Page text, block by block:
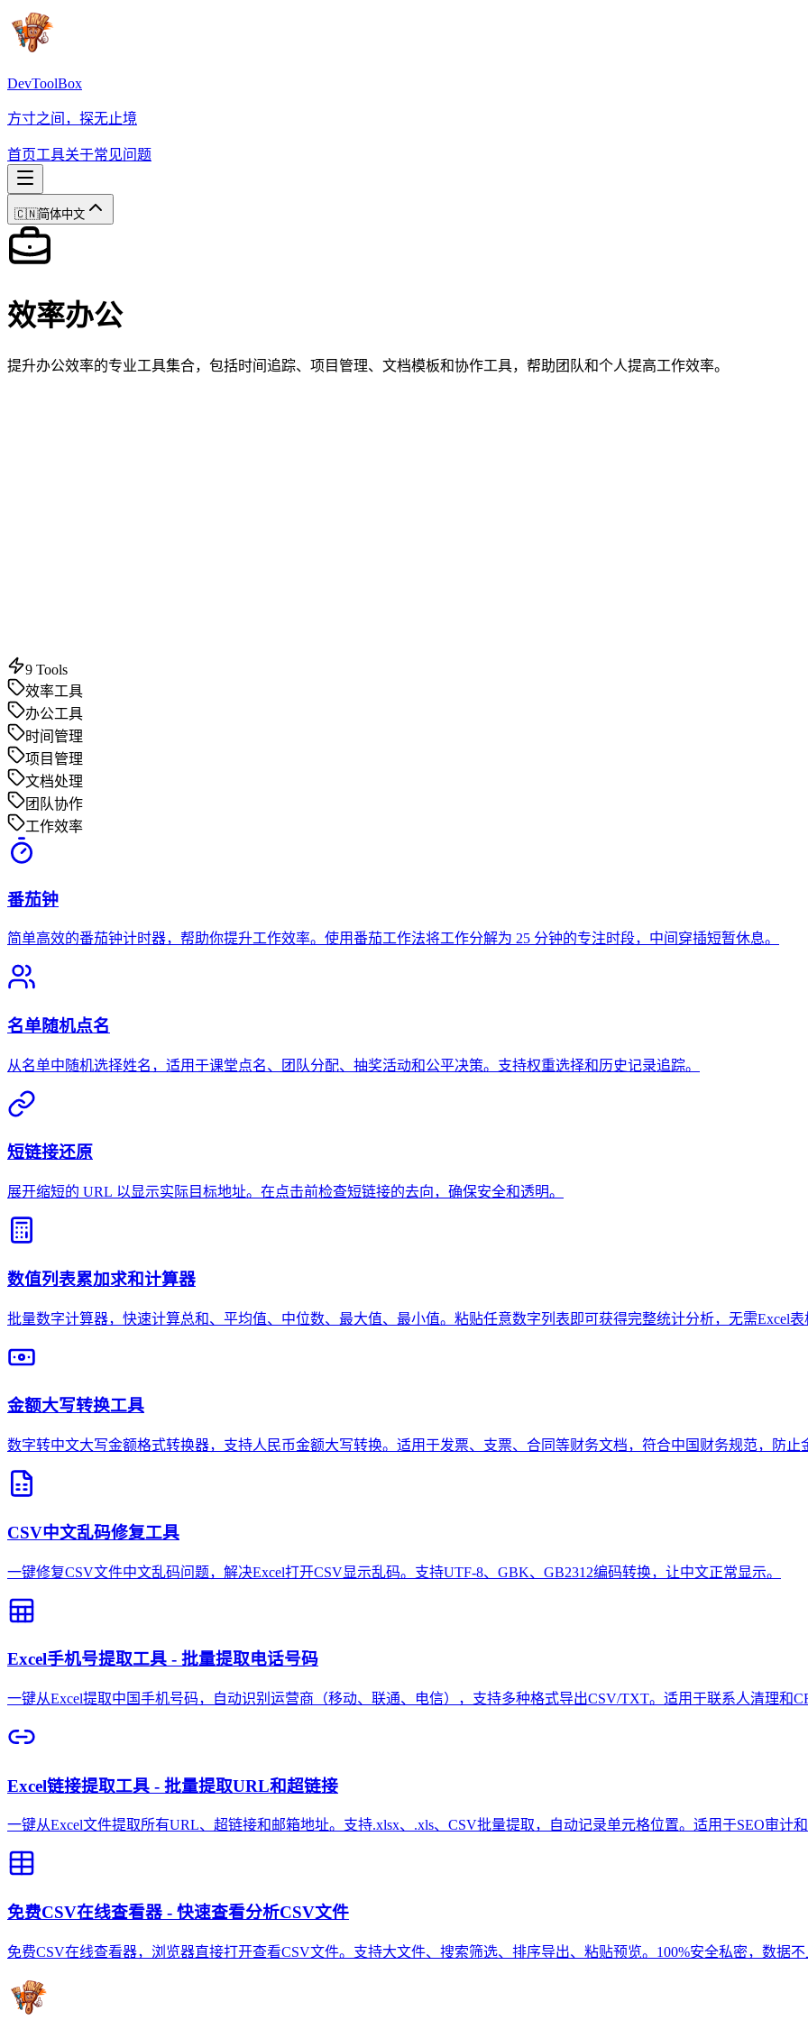
DevToolBox
方寸之间，探无止境
首页工具关于常见问题
🇨🇳简体中文
效率办公
提升办公效率的专业工具集合，包括时间追踪、项目管理、文档模板和协作工具，帮助团队和个人提高工作效率。
9 Tools
效率工具
办公工具
时间管理
项目管理
文档处理
团队协作
工作效率
番茄钟
简单高效的番茄钟计时器，帮助你提升工作效率。使用番茄工作法将工作分解为 25 分钟的专注时段，中间穿插短暂休息。
名单随机点名
从名单中随机选择姓名，适用于课堂点名、团队分配、抽奖活动和公平决策。支持权重选择和历史记录追踪。
短链接还原
展开缩短的 URL 以显示实际目标地址。在点击前检查短链接的去向，确保安全和透明。
数值列表累加求和计算器
批量数字计算器，快速计算总和、平均值、中位数、最大值、最小值。粘贴任意数字列表即可获得完整统计分析，无需Excel表
金额大写转换工具
数字转中文大写金额格式转换器，支持人民币金额大写转换。适用于发票、支票、合同等财务文档，符合中国财务规范，防止
CSV中文乱码修复工具
一键修复CSV文件中文乱码问题，解决Excel打开CSV显示乱码。支持UTF-8、GBK、GB2312编码转换，让中文正常显示。
Excel手机号提取工具 - 批量提取电话号码
一键从Excel提取中国手机号码，自动识别运营商（移动、联通、电信），支持多种格式导出CSV/TXT。适用于联系人清理和
Excel链接提取工具 - 批量提取URL和超链接
一键从Excel文件提取所有URL、超链接和邮箱地址。支持.xlsx、.xls、CSV批量提取，自动记录单元格位置。适用于SEO审计和
免费CSV在线查看器 - 快速查看分析CSV文件
免费CSV在线查看器，浏览器直接打开查看CSV文件。支持大文件、搜索筛选、排序导出、粘贴预览。100%安全私密，数据不